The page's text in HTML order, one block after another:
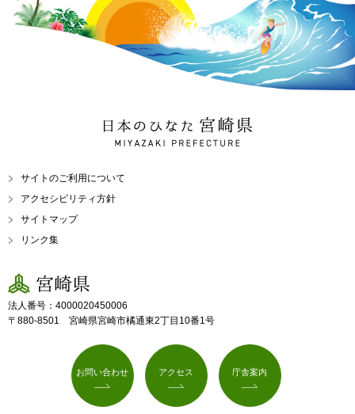
日本のひなた 宮崎県
MIYAZAKI PREFECTURE
サイトのご利用について
アクセシビリティ方針
サイトマップ
リンク集
宮崎県
法人番号：4000020450006
〒880-8501 宮崎県宮崎市橘通東2丁目10番1号
お問い合わせ アクセス 庁舎案内